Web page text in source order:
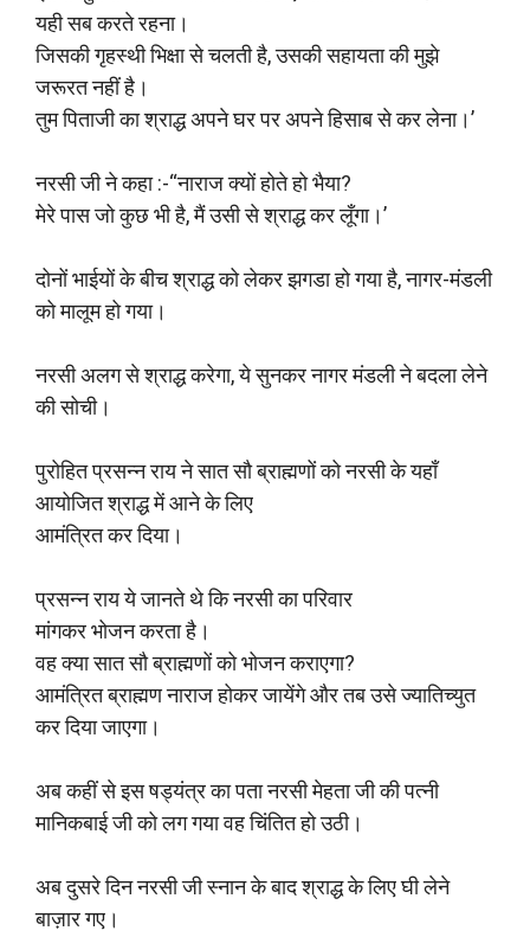
यही सब करते रहना।
जिसकी गृहस्थी भिक्षा से चलती है, उसकी सहायता की मुझे
जरूरत नहीं है।
तुम पिताजी का श्राद्ध अपने घर पर अपने हिसाब से कर लेना।’
नरसी जी ने कहा :-“नाराज क्यों होते हो भैया?
मेरे पास जो कुछ भी है, मैं उसी से श्राद्ध कर लूँगा।’
दोनों भाईयों के बीच श्राद्ध को लेकर झगडा हो गया है, नागर-मंडली
को मालूम हो गया।
नरसी अलग से श्राद्ध करेगा, ये सुनकर नागर मंडली ने बदला लेने
की सोची।
पुरोहित प्रसन्न राय ने सात सौ ब्राह्मणों को नरसी के यहाँ
आयोजित श्राद्ध में आने के लिए
आमंत्रित कर दिया।
प्रसन्न राय ये जानते थे कि नरसी का परिवार
मांगकर भोजन करता है।
वह क्या सात सौ ब्राह्मणों को भोजन कराएगा?
आमंत्रित ब्राह्मण नाराज होकर जायेंगे और तब उसे ज्यातिच्युत
कर दिया जाएगा।
अब कहीं से इस षड्यंत्र का पता नरसी मेहता जी की पत्नी
मानिकबाई जी को लग गया वह चिंतित हो उठी।
अब दुसरे दिन नरसी जी स्नान के बाद श्राद्ध के लिए घी लेने
बाज़ार गए।